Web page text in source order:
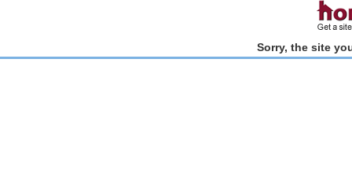
Sorry, the site